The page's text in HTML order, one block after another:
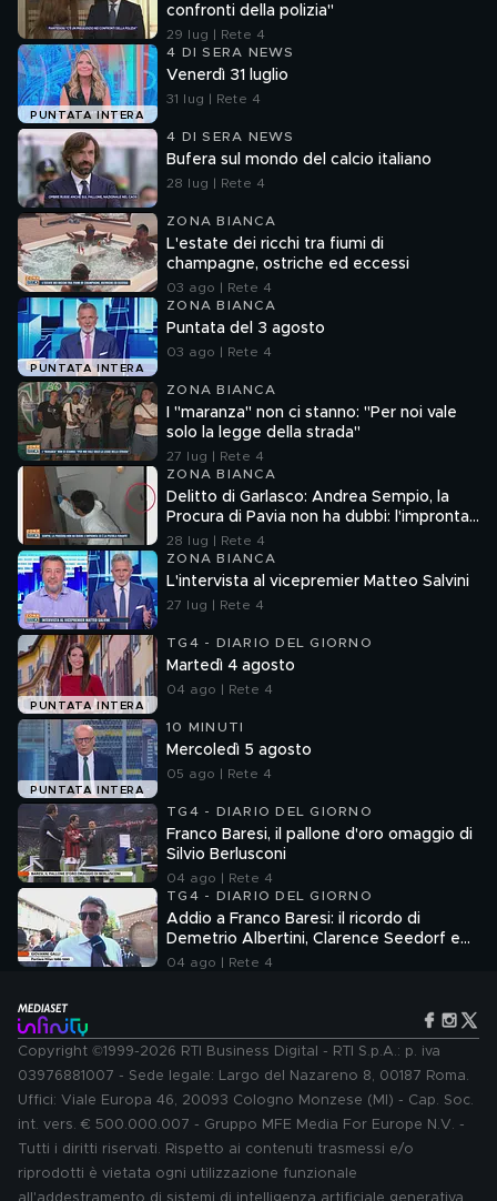
confronti della polizia"
29 lug | Rete 4
PUNTATA INTERA
4 DI SERA NEWS
Venerdì 31 luglio
31 lug | Rete 4
4 DI SERA NEWS
Bufera sul mondo del calcio italiano
28 lug | Rete 4
ZONA BIANCA
L'estate dei ricchi tra fiumi di
champagne, ostriche ed eccessi
03 ago | Rete 4
PUNTATA INTERA
ZONA BIANCA
Puntata del 3 agosto
03 ago | Rete 4
ZONA BIANCA
I "maranza" non ci stanno: "Per noi vale
solo la legge della strada"
27 lug | Rete 4
ZONA BIANCA
Delitto di Garlasco: Andrea Sempio, la
Procura di Pavia non ha dubbi: l'impronta
33 è la pistola fumante
28 lug | Rete 4
ZONA BIANCA
L'intervista al vicepremier Matteo Salvini
27 lug | Rete 4
PUNTATA INTERA
TG4 - DIARIO DEL GIORNO
Martedì 4 agosto
04 ago | Rete 4
PUNTATA INTERA
10 MINUTI
Mercoledì 5 agosto
05 ago | Rete 4
TG4 - DIARIO DEL GIORNO
Franco Baresi, il pallone d'oro omaggio di
Silvio Berlusconi
04 ago | Rete 4
TG4 - DIARIO DEL GIORNO
Addio a Franco Baresi: il ricordo di
Demetrio Albertini, Clarence Seedorf e
Giovanni Galli
04 ago | Rete 4
Copyright ©1999-2026 RTI Business Digital - RTI S.p.A.: p. iva
03976881007 - Sede legale: Largo del Nazareno 8, 00187 Roma.
Uffici: Viale Europa 46, 20093 Cologno Monzese (MI) - Cap. Soc.
int. vers. € 500.000.007 - Gruppo MFE Media For Europe N.V. -
Tutti i diritti riservati. Rispetto ai contenuti trasmessi e/o
riprodotti è vietata ogni utilizzazione funzionale